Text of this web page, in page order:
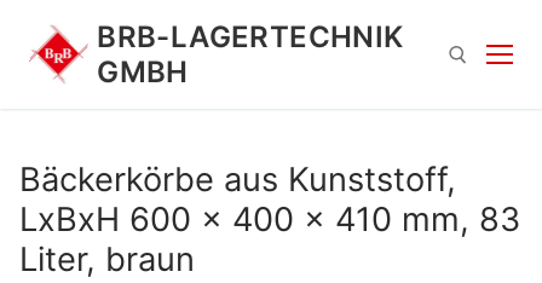
Inhalt
springen
BRB-LAGERTECHNIK
GMBH
Bäckerkörbe aus Kunststoff,
LxBxH 600 x 400 x 410 mm, 83
Liter, braun